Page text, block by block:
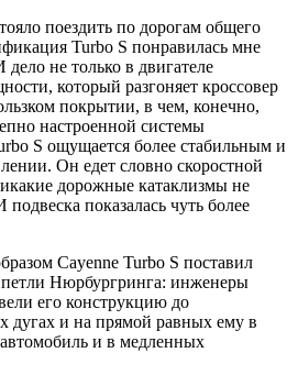
поездить по дорогам общего
Turbo S понравилась мне
не только в двигателе
который разгоняет кроссовер
покрытии, в чем, конечно,
настроенной системы
S ощущается более стабильным и
Он едет словно скоростной
дорожные катаклизмы не
показалась чуть более
Cayenne Turbo S поставил
Нюрбургринга: инженеры
его конструкцию до
дугах и на прямой равных ему в
и в медленных